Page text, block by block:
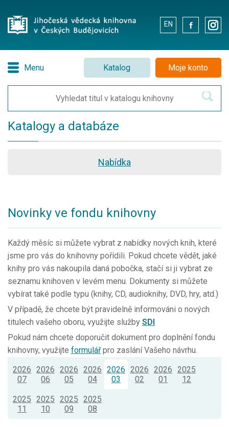
EN . .
Menu Katalog Moje konto
Katalogy a databáze
Nabídka
Novinky ve fondu knihovny
Každý měsíc si můžete vybrat z nabídky nových knih, které
jsme pro vás do knihovny pořídili. Pokud chcete vědět, jaké
knihy pro vás nakoupila daná pobočka, stačí si ji vybrat ze
seznamu knihoven v levém menu. Dokumenty si můžete
vybírat také podle typu (knihy, CD, audioknihy, DVD, hry, atd.)
V případě, že chcete být pravidelně informováni o nových
titulech vašeho oboru, využijte služby SDI
Pokud nám chcete doporučit dokument pro doplnění fondu
knihovny, využijte formulářpro zaslání Vašeho návrhu.
2026
07
2026
06
2026
05
2026
04
2026
03
2026
02
2026
01
2025
12
2025
11
2025
10
2025
09
2025
08